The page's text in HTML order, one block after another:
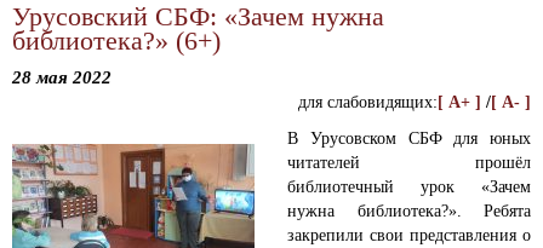
Урусовский СБФ: «Зачем нужна
библиотека?» (6+)
28 мая 2022
для слабовидящих: [ A+ ] /[ A- ]
В Урусовском СБФ для юных
читателей прошёл
библиотечный урок «Зачем
нужна библиотека?». Ребята
закрепили свои представления о